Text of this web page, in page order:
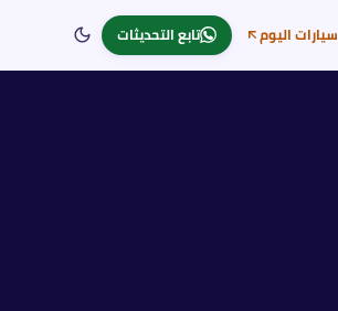
سيارات اليوم تابع التحديثات